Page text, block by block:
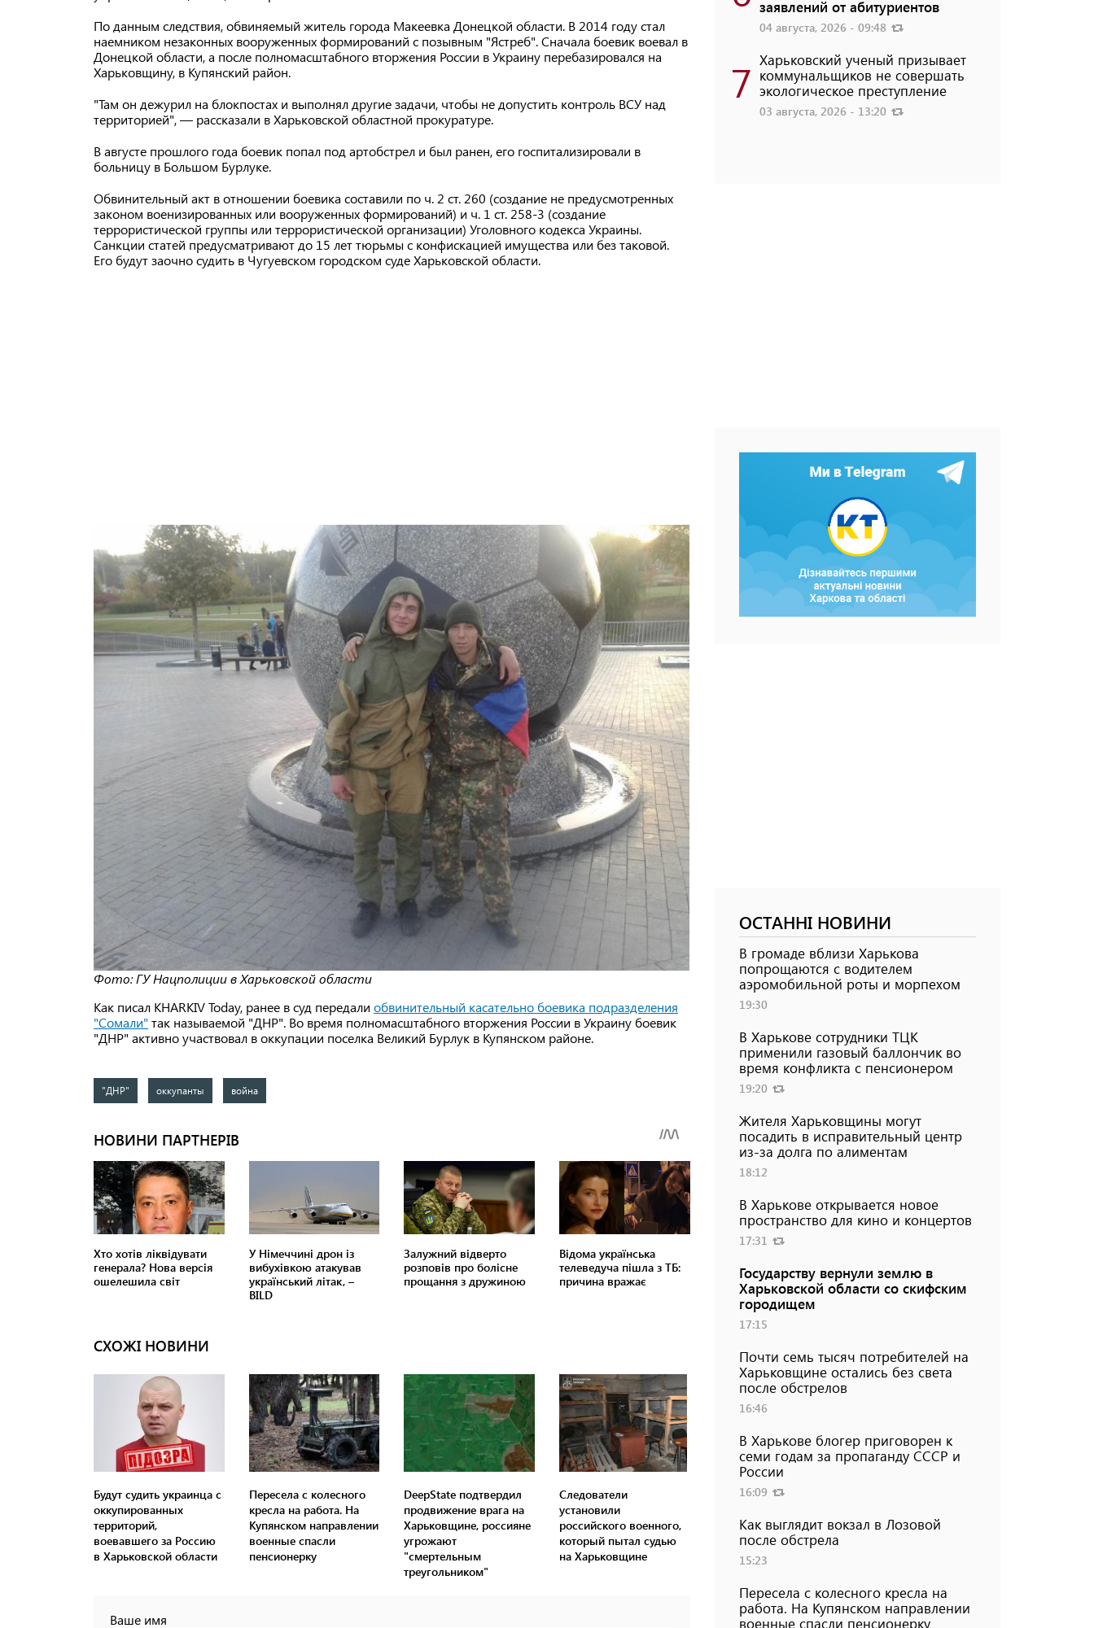
По данным следствия, обвиняемый житель города Макеевка Донецкой области. В 2014 году стал
наемником незаконных вооруженных формирований с позывным "Ястреб". Сначала боевик воевал в
Донецкой области, а после полномасштабного вторжения России в Украину перебазировался на
Харьковщину, в Купянский район.
"Там он дежурил на блокпостах и выполнял другие задачи, чтобы не допустить контроль ВСУ над
территорией", — рассказали в Харьковской областной прокуратуре.
В августе прошлого года боевик попал под артобстрел и был ранен, его госпитализировали в
больницу в Большом Бурлуке.
Обвинительный акт в отношении боевика составили по ч. 2 ст. 260 (создание не предусмотренных
законом военизированных или вооруженных формирований) и ч. 1 ст. 258-3 (создание
террористической группы или террористической организации) Уголовного кодекса Украины.
Санкции статей предусматривают до 15 лет тюрьмы с конфискацией имущества или без таковой.
Его будут заочно судить в Чугуевском городском суде Харьковской области.
Фото: ГУ Нацполиции в Харьковской области
Как писал KHARKIV Today, ранее в суд передали обвинительный касательно боевика подразделения
"Сомали" так называемой "ДНР". Во время полномасштабного вторжения России в Украину боевик
"ДНР" активно участвовал в оккупации поселка Великий Бурлук в Купянском районе.
"ДНР" оккупанты война
СХОЖІ НОВИНИ
Будут судить украинца с
оккупированных
территорий,
воевавшего за Россию
в Харьковской области
Пересела с колесного
кресла на работа. На
Купянском направлении
военные спасли
пенсионерку
DeepState подтвердил
продвижение врага на
Харьковщине, россияне
угрожают
"смертельным
треугольником"
Следователи
установили
российского военного,
который пытал судью
на Харьковщине
Ваше имя
заявлений от абитуриентов
04 августа, 2026 - 09:48
7 Харьковский ученый призывает
коммунальщиков не совершать
экологическое преступление
03 августа, 2026 - 13:20
ОСТАННІ НОВИНИ
В громаде вблизи Харькова
попрощаются с водителем
аэромобильной роты и морпехом
19:30
В Харькове сотрудники ТЦК
применили газовый баллончик во
время конфликта с пенсионером
19:20
Жителя Харьковщины могут
посадить в исправительный центр
из-за долга по алиментам
18:12
В Харькове открывается новое
пространство для кино и концертов
17:31
Государству вернули землю в
Харьковской области со скифским
городищем
17:15
Почти семь тысяч потребителей на
Харьковщине остались без света
после обстрелов
16:46
В Харькове блогер приговорен к
семи годам за пропаганду СССР и
России
16:09
Как выглядит вокзал в Лозовой
после обстрела
15:23
Пересела с колесного кресла на
работа. На Купянском направлении
военные спасли пенсионерку